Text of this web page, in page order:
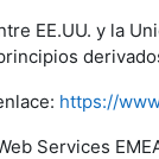
EE.UU. y la
https://
Services